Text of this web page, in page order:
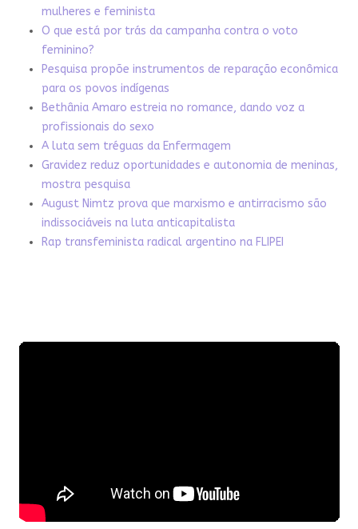
mulheres e feminista
O que está por trás da campanha contra o voto
feminino?
Pesquisa propõe instrumentos de reparação econômica
para os povos indígenas
Bethânia Amaro estreia no romance, dando voz a
profissionais do sexo
A luta sem tréguas da Enfermagem
Gravidez reduz oportunidades e autonomia de meninas,
mostra pesquisa
August Nimtz prova que marxismo e antirracismo são
indissociáveis na luta anticapitalista
Rap transfeminista radical argentino na FLIPEI